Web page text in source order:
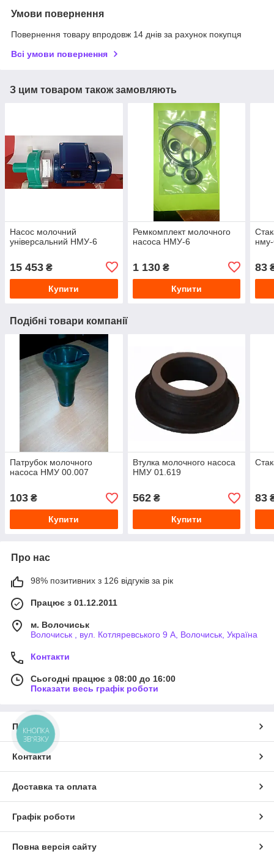
Умови повернення
Повернення товару впродовж 14 днів за рахунок покупця
Всі умови повернення
З цим товаром також замовляють
Насос молочний
універсальний НМУ-6
15 453 ₴
Купити
Ремкомплект молочного
насоса НМУ-6
1 130₴
Купити
83
Подібні товари компанії
Патрубок молочного
насоса НМУ 00.007
103 ₴
Купити
Втулка молочного насоса
НМУ 01.619
562₴
Купити
83
Про нас
98% позитивних з 126 відгуків за рік
Працює з 01.12.2011
м. Волочиськ
Волочиськ , вул. Котляревського 9 А, Волочиськ, Україна
Контакти
Сьогодні працює з 08:00 до 16:00
Показати весь графік роботи
Про нас
Контакти
Доставка та оплата
Графік роботи
Повна версія сайту
КНОПКА
ЗВ'ЯЗКУ